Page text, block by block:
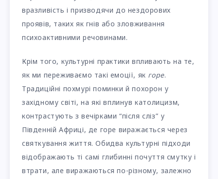
вразливість і призводячи до нездорових
проявів, таких як гнів або зловживання
психоактивними речовинами.
Крім того, культурні практики впливають на те,
як ми переживаємо такі емоції, як горе.
Традиційні похмурі поминки й похорон у
західному світі, на які вплинув католицизм,
контрастують з вечірками “після сліз” у
Південній Африці, де горе виражається через
святкування життя. Обидва культурні підходи
відображають ті самі глибинні почуття смутку і
втрати, але виражаються по-різному, залежно